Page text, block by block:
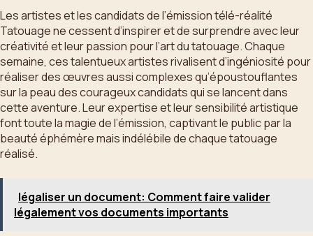
Les artistes et les candidats de l’émission télé-réalité
Tatouage ne cessent d’inspirer et de surprendre avec leur
créativité et leur passion pour l’art du tatouage. Chaque
semaine, ces talentueux artistes rivalisent d’ingéniosité pour
réaliser des œuvres aussi complexes qu’époustouflantes
sur la peau des courageux candidats qui se lancent dans
cette aventure. Leur expertise et leur sensibilité artistique
font toute la magie de l’émission, captivant le public par la
beauté éphémère mais indélébile de chaque tatouage
réalisé.
légaliser un document: Comment faire valider
légalement vos documents importants